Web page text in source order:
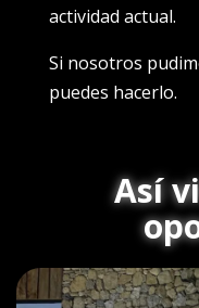
actividad actual.
Si nosotros
puedes hacerlo.
Así